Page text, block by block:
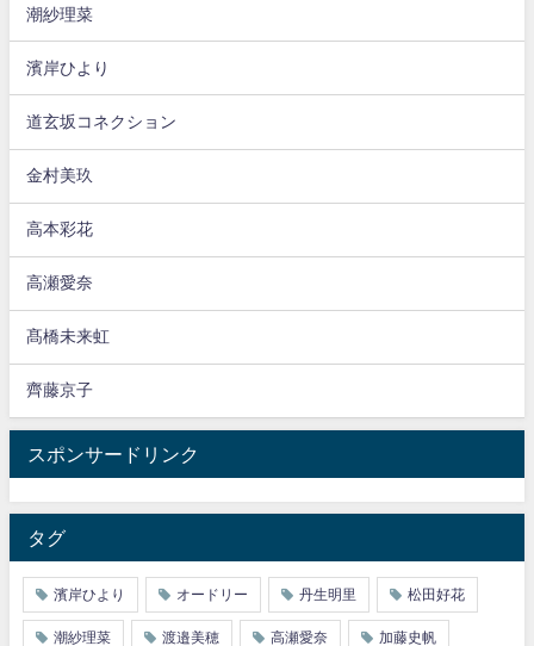
潮紗理菜
濱岸ひより
道玄坂コネクション
金村美玖
高本彩花
高瀬愛奈
髙橋未来虹
齊藤京子
スポンサードリンク
タグ
濱岸ひより オードリー 丹生明里 松田好花
潮紗理菜 渡邉美穂 高瀬愛奈 加藤史帆